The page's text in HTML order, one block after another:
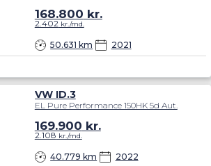
50.631 km 2021
168.800 kr.
2.402kr./md.
VW ID.3
EL Pure Performance 150HK 5d Aut.
40.779 km 2022
169.900 kr.
2.108 kr./md.